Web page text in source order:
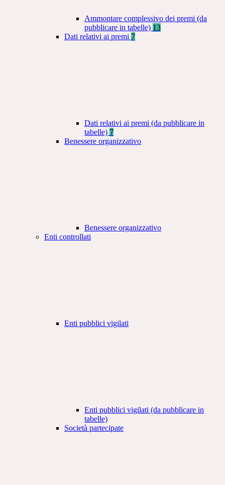
Ammontare complessivo dei premi (da
pubblicare in tabelle) 13
Dati relativi ai premi 7
Dati relativi ai premi (da pubblicare in
tabelle) 7
Benessere organizzativo
Benessere organizzativo
Enti controllati
Enti pubblici vigilati
Enti pubblici vigilati (da pubblicare in
tabelle)
Società partecipate